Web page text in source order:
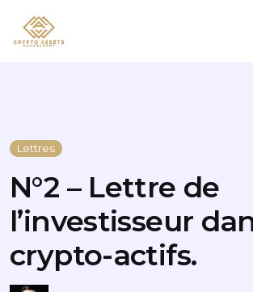
Lettres
N°2 – Lettre de
l’investisseur
crypto-actifs.